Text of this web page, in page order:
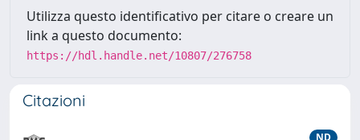
Utilizza questo identificativo per citare o creare un
link a questo documento:
https://hdl.handle.net/10807/276758
Citazioni